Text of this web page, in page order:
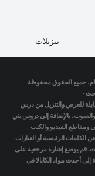
تنزيلات
جميع الحقوق محفوظة
-
للعرض والتنزيل من درس
والصوت، بالإضافة إلى دروس بني
ومقاطع الفيديو والكتب
الرئيسية أو العبارات
قم بوضع إشارة مرجعية على
أحدث مواد الكابالا في